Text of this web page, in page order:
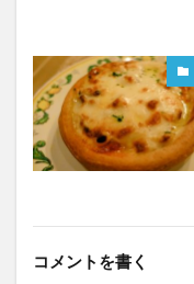
コメントを書く